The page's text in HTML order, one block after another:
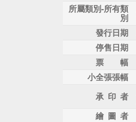
所屬類別-所有類
別
發行日期
停售日期
票 幅
小全張張幅
承 印 者
繪 圖 者